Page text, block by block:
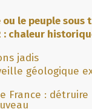
le peuple sous
: chaleur
jadis
géologique
France : détruire